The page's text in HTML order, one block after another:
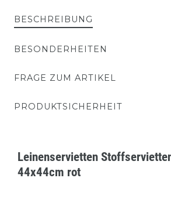
BESCHREIBUNG
BESONDERHEITEN
FRAGE ZUM ARTIKEL
PRODUKTSICHERHEIT
Leinenservietten
44x44cm rot